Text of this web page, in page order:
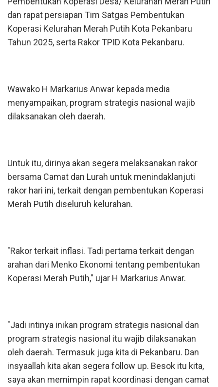
dan rapat persiapan Tim Satgas Pembentukan
Koperasi Kelurahan Merah Putih Kota Pekanbaru
Tahun 2025, serta Rakor TPID Kota Pekanbaru.
Wawako H Markarius Anwar kepada media
menyampaikan, program strategis nasional wajib
dilaksanakan oleh daerah.
Untuk itu, dirinya akan segera melaksanakan rakor
bersama Camat dan Lurah untuk menindaklanjuti
rakor hari ini, terkait dengan pembentukan Koperasi
Merah Putih diseluruh kelurahan.
"Rakor terkait inflasi. Tadi pertama terkait dengan
arahan dari Menko Ekonomi tentang pembentukan
Koperasi Merah Putih," ujar H Markarius Anwar.
"Jadi intinya inikan program strategis nasional dan
program strategis nasional itu wajib dilaksanakan
oleh daerah. Termasuk juga kita di Pekanbaru. Dan
insyaallah kita akan segera follow up. Besok itu kita,
saya akan memimpin rapat koordinasi dengan camat